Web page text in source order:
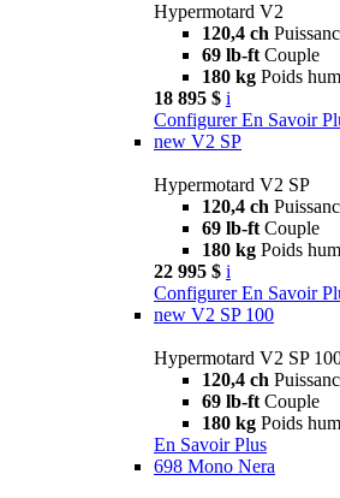
Hypermotard V2
120,4 ch
69 lb-ft Couple
180 kg Poids
18 895 $ i
Configurer En Savoir
new V2 SP
Hypermotard V2 SP
120,4 ch
69 lb-ft Couple
180 kg Poids
22 995 $ i
Configurer En Savoir
new V2 SP 100
Hypermotard V2 SP
120,4 ch
69 lb-ft Couple
180 kg Poids
En Savoir Plus
698 Mono Nera